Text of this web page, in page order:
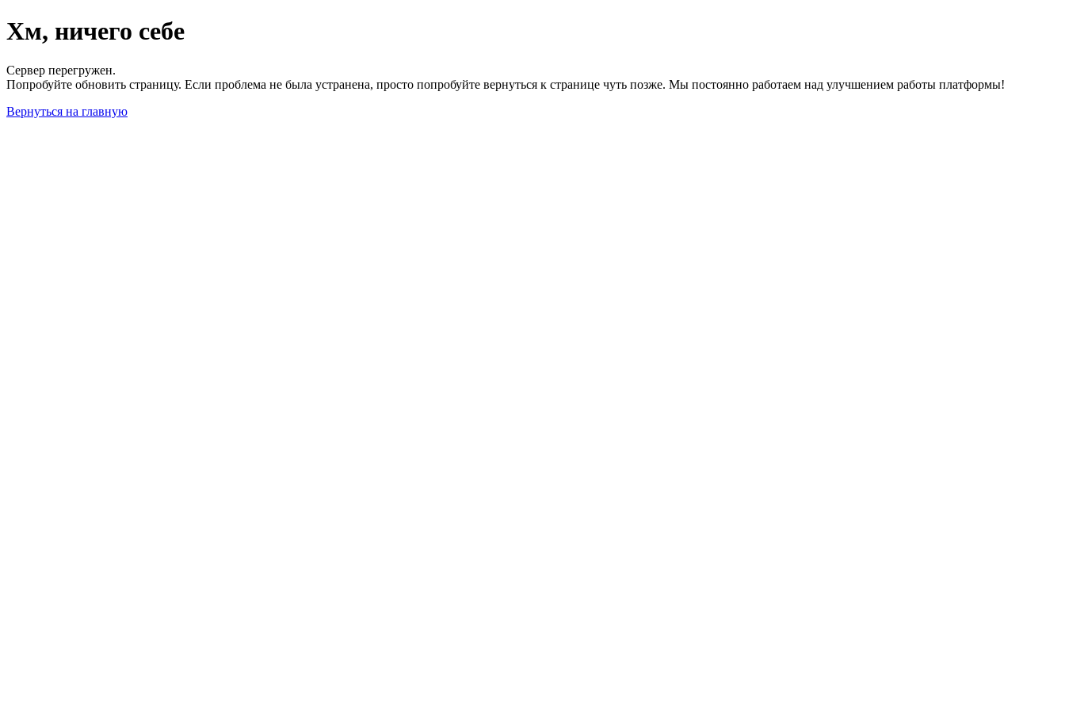
Хм, ничего себе
Сервер перегружен.
Попробуйте обновить страницу. Если проблема не была устранена, просто попробуйте вернуться к странице чуть позже. Мы постоянно работаем над улучшением работы платформы!
Вернуться на главную